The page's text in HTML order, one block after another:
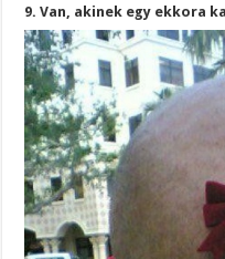
9. Van, akinek egy ekkora